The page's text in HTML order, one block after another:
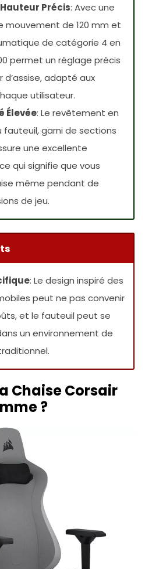
Précis: Avec une
mouvement de 120 mm et
de catégorie 4 en
permet un réglage précis
d’assise, adapté aux
utilisateur.
Élevée: Le revêtement en
fauteuil, garni de sections
une excellente
qui signifie que vous
même pendant de
de jeu.
: Le design inspiré des
peut ne pas convenir
et le fauteuil peut se
un environnement de
Chaise Corsair
?